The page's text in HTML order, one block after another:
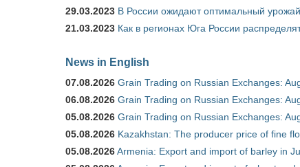
29.03.2023 В России ожидают оптимальный
21.03.2023 Как в регионах Юга России
News in English
07.08.2026 Grain Trading on Russian Exchanges:
06.08.2026 Grain Trading on Russian Exchanges:
05.08.2026 Grain Trading on Russian Exchanges:
05.08.2026 Kazakhstan: The producer price of fine
05.08.2026Armenia: Export and import of barley in